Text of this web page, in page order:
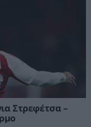
Στρεφέτσα –